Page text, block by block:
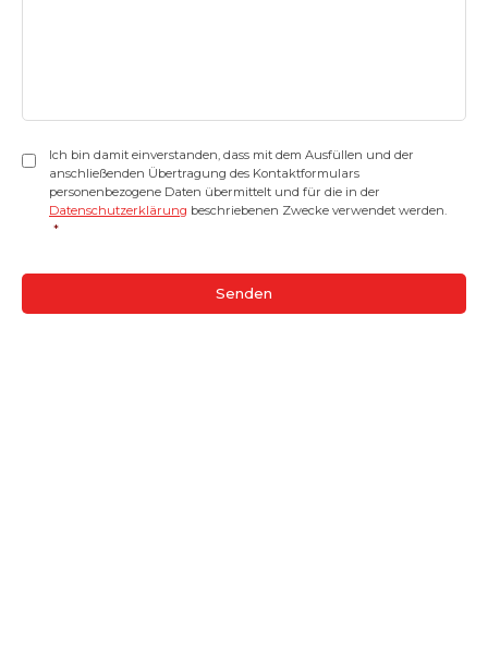
Einwilligung *
Ich bin damit einverstanden, dass mit dem Ausfüllen und der
anschließenden Übertragung des Kontaktformulars
personenbezogene Daten übermittelt und für die in der
Datenschutzerklärung beschriebenen Zwecke verwendet werden.
*